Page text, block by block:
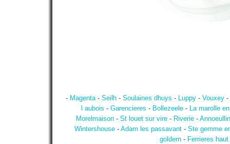
- Magenta- Seilh - Soulaines dhuys - Luppy - Vouxey -
l aubois - Garencieres - Bollezeele- La marolle
Morelmaison- St louet sur vire- Riverie- Annoeullin
Wintershouse- Adam les passavant- Ste gemme
goldern- Ferrieres